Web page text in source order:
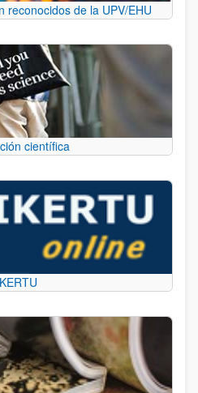
reconocidos de la UPV/EHU
científica